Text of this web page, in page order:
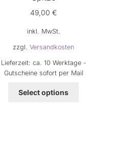
49,00€
inkl. MwSt.
zzgl.Versandkosten
Lieferzeit: ca. 10 Werktage -
Gutscheine sofort per Mail
Select options